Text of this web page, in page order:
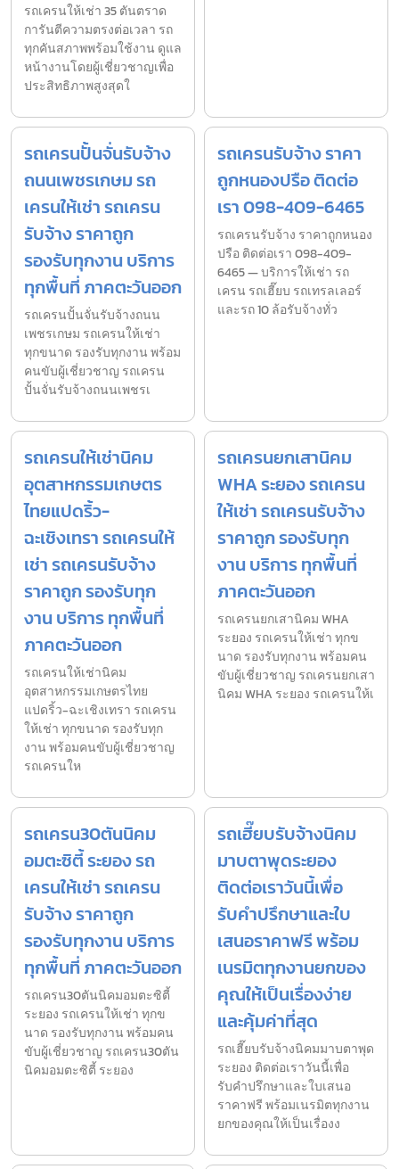
รถเครนให้เช่า 35 ตันตราด
การันตีความตรงต่อเวลา รถ
ทุกคันสภาพพร้อมใช้งาน ดูแล
หน้างานโดยผู้เชี่ยวชาญเพื่อ
ประสิทธิภาพสูงสุดใ
รถเครนปั้นจั่นรับจ้าง
ถนนเพชรเกษม รถ
เครนให้เช่า รถเครน
รับจ้าง ราคาถูก
รองรับทุกงาน บริการ
ทุกพื้นที่ ภาคตะวันออก
รถเครนปั้นจั่นรับจ้างถนน
เพชรเกษม รถเครนให้เช่า
ทุกขนาด รองรับทุกงาน พร้อม
คนขับผู้เชี่ยวชาญ รถเครน
ปั้นจั่นรับจ้างถนนเพชรเ
รถเครนรับจ้าง ราคา
ถูกหนองปรือ ติดต่อ
เรา 098-409-6465
รถเครนรับจ้าง ราคาถูกหนอง
ปรือ ติดต่อเรา 098-409-
6465 — บริการให้เช่า รถ
เครน รถเฮี๊ยบ รถเทรลเลอร์
และรถ 10 ล้อรับจ้างทั่ว
รถเครนให้เช่านิคม
อุตสาหกรรมเกษตร
ไทยแปดริ้ว-
ฉะเชิงเทรา รถเครนให้
เช่า รถเครนรับจ้าง
ราคาถูก รองรับทุก
งาน บริการ ทุกพื้นที่
ภาคตะวันออก
รถเครนให้เช่านิคม
อุตสาหกรรมเกษตรไทย
แปดริ้ว-ฉะเชิงเทรา รถเครน
ให้เช่า ทุกขนาด รองรับทุก
งาน พร้อมคนขับผู้เชี่ยวชาญ
รถเครนให
รถเครนยกเสานิคม
WHA ระยอง รถเครน
ให้เช่า รถเครนรับจ้าง
ราคาถูก รองรับทุก
งาน บริการ ทุกพื้นที่
ภาคตะวันออก
รถเครนยกเสานิคม WHA
ระยอง รถเครนให้เช่า ทุกข
นาด รองรับทุกงาน พร้อมคน
ขับผู้เชี่ยวชาญ รถเครนยกเสา
นิคม WHA ระยอง รถเครนให้เ
รถเครน30ตันนิคม
อมตะซิตี้ ระยอง รถ
เครนให้เช่า รถเครน
รับจ้าง ราคาถูก
รองรับทุกงาน บริการ
ทุกพื้นที่ ภาคตะวันออก
รถเครน30ตันนิคมอมตะซิตี้
ระยอง รถเครนให้เช่า ทุกข
นาด รองรับทุกงาน พร้อมคน
ขับผู้เชี่ยวชาญ รถเครน30ตัน
นิคมอมตะซิตี้ ระยอง
รถเฮี๊ยบรับจ้างนิคม
มาบตาพุดระยอง
ติดต่อเราวันนี้เพื่อ
รับคำปรึกษาและใบ
เสนอราคาฟรี พร้อม
เนรมิตทุกงานยกของ
คุณให้เป็นเรื่องง่าย
และคุ้มค่าที่สุด
รถเฮี๊ยบรับจ้างนิคมมาบตาพุด
ระยอง ติดต่อเราวันนี้เพื่อ
รับคำปรึกษาและใบเสนอ
ราคาฟรี พร้อมเนรมิตทุกงาน
ยกของคุณให้เป็นเรื่องง